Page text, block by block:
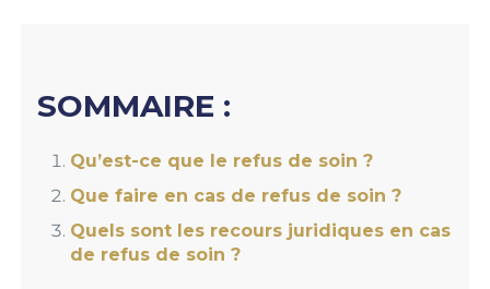
SOMMAIRE :
Qu’est-ce que le refus de soin ?
Que faire en cas de refus de soin ?
Quels sont les recours juridiques en cas
de refus de soin ?